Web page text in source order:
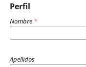
Perfil
Nombre *
Apellidos